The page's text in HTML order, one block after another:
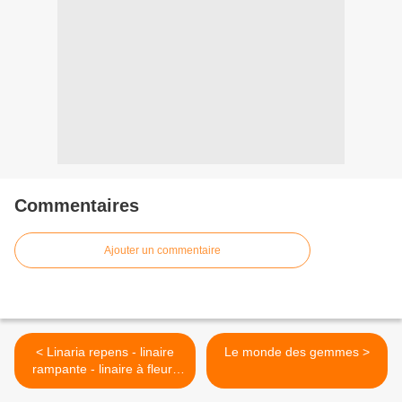
Commentaires
Ajouter un commentaire
< Linaria repens - linaire
rampante - linaire à fleurs
striées
Le monde des gemmes >